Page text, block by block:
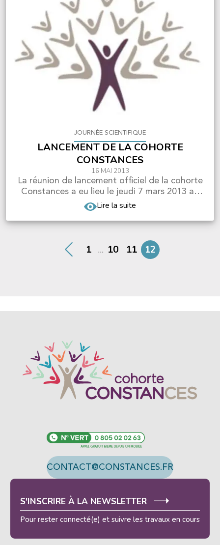
JOURNÉE SCIENTIFIQUE
LANCEMENT DE LA COHORTE
CONSTANCES
16 MAI 2013
La réunion de lancement officiel de la cohorte
Constances a eu lieu le jeudi 7 mars 2013 au
FIAP Jea...
Lire la suite
1 … 10 11 12
CONTACT@CONSTANCES.FR
S'INSCRIRE À LA NEWSLETTER
Pour rester connecté(e) et suivre les travaux en cours